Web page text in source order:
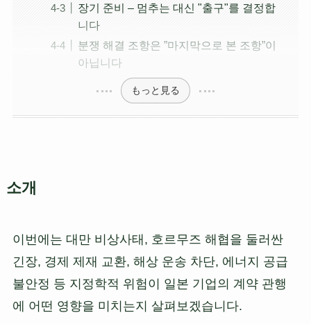
장기 준비 – 멈추는 대신 "출구"를 결정합
니다
분쟁 해결 조항은 ”마지막으로 본 조항”이
아닙니다
もっと見る
소개
이번에는 대만 비상사태, 호르무즈 해협을 둘러싼
긴장, 경제 제재 교환, 해상 운송 차단, 에너지 공급
불안정 등 지정학적 위험이 일본 기업의 계약 관행
에 어떤 영향을 미치는지 살펴보겠습니다.